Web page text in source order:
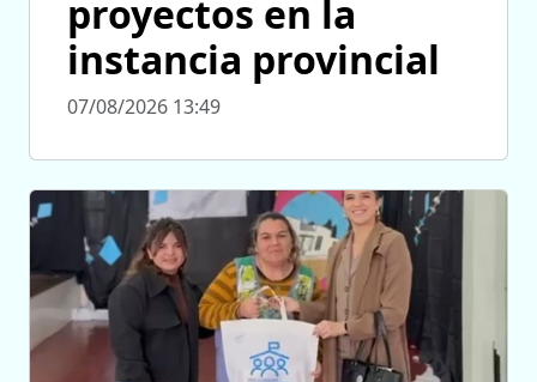
proyectos en la
instancia provincial
07/08/2026 13:49